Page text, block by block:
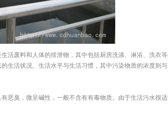
废料和人体的排泄物，其中包括厨房洗涤、淋浴、洗衣
生活状况、生活水平与生活习惯，其中污染物质的浓度则
臭，微呈碱性，一般不含有有毒物质。由于生活污水很